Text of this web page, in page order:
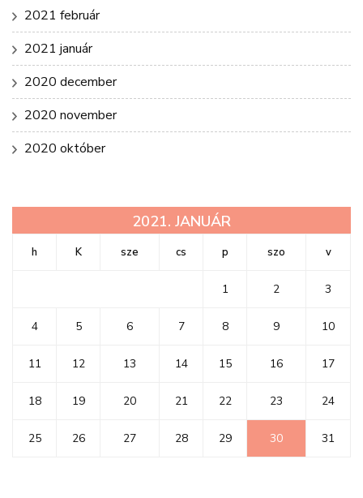
2021 február
2021 január
2020 december
2020 november
2020 október
2021. JANUÁR
h K sze cs p szo v
1 2 3
4 5 6 7 8 9 10
11 12 13 14 15 16 17
18 19 20 21 22 23 24
25 26 27 28 29 30 31